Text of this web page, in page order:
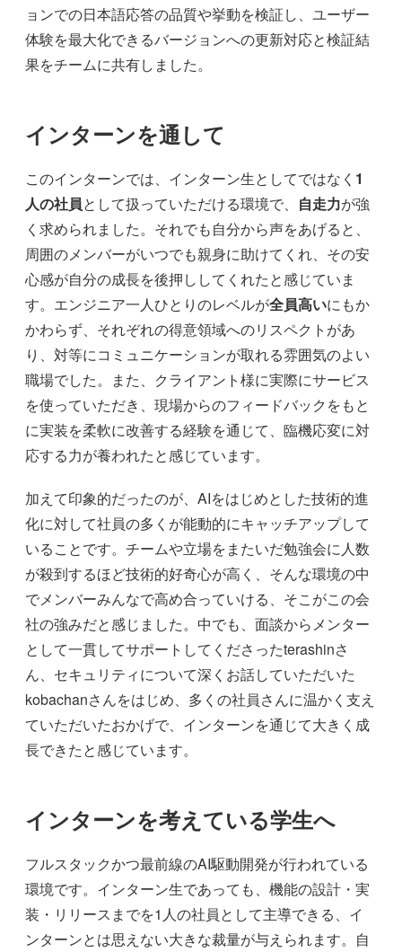
ョンでの日本語応答の品質や挙動を検証し、ユーザー
体験を最大化できるバージョンへの更新対応と検証結
果をチームに共有しました。
インターンを通して
このインターンでは、インターン生としてではなく 1
人の社員として扱っていただける環境で、 自走力が強
く求められました。それでも自分から声をあげると、
周囲のメンバーがいつでも親身に助けてくれ、その安
心感が自分の成長を後押ししてくれたと感じていま
す。エンジニア一人ひとりのレベルが全員高いにもか
かわらず、それぞれの得意領域へのリスペクトがあ
り、対等にコミュニケーションが取れる雰囲気のよい
職場でした。また、クライアント様に実際にサービス
を使っていただき、現場からのフィードバックをもと
に実装を柔軟に改善する経験を通じて、臨機応変に対
応する力が養われたと感じています。
加えて印象的だったのが、AIをはじめとした技術的進
化に対して社員の多くが能動的にキャッチアップして
いることです。チームや立場をまたいだ勉強会に人数
が殺到するほど技術的好奇心が高く、そんな環境の中
でメンバーみんなで高め合っていける、そこがこの会
社の強みだと感じました。中でも、面談からメンター
として一貫してサポートしてくださったterashinさ
ん、セキュリティについて深くお話していただいた
kobachanさんをはじめ、多くの社員さんに温かく支え
ていただいたおかげで、インターンを通じて大きく成
長できたと感じています。
インターンを考えている学生へ
フルスタックかつ最前線のAI駆動開発が行われている
環境です。インターン生であっても、機能の設計・実
装・リリースまでを1人の社員として主導できる、イ
ンターンとは思えない大きな裁量が与えられます。自